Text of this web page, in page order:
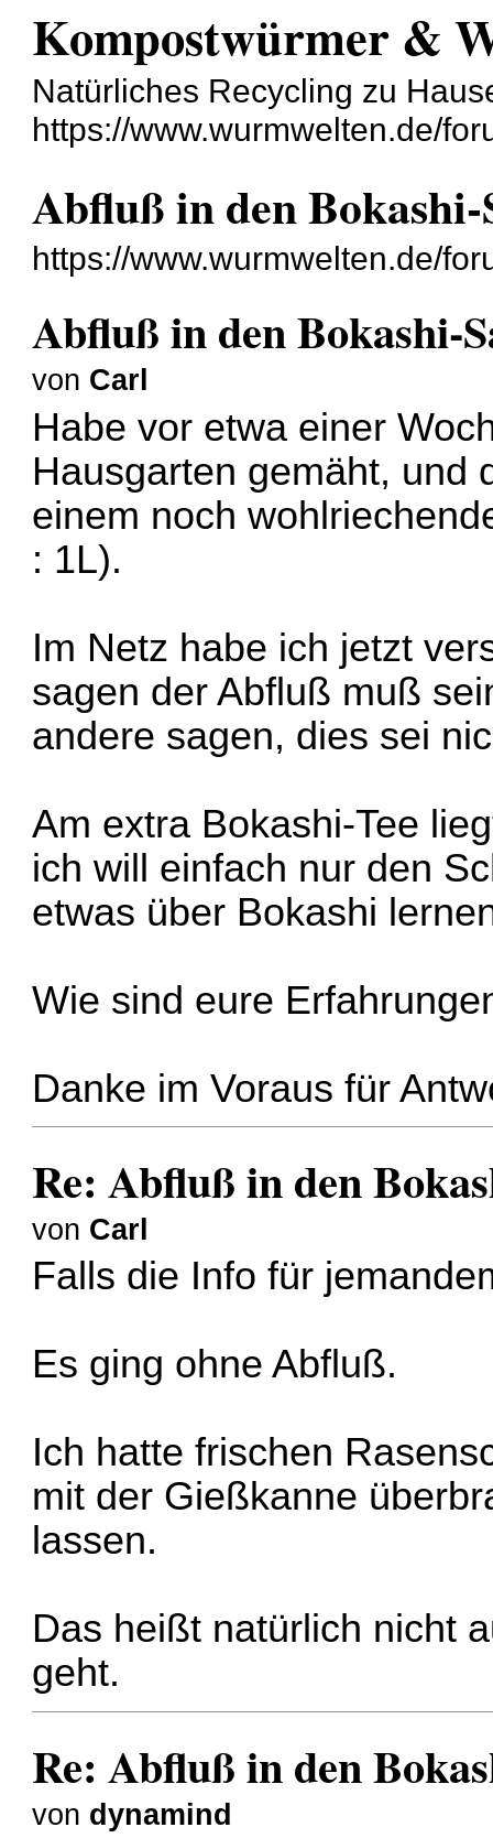
Kompostwürmer &
Natürliches Recycling zu
https://www.wurmwelten.de/
Abfluß in den Bokashi-
https://www.wurmwelten.de/
Abfluß in den Bokashi-
von Carl
Habe vor etwa einer
Hausgarten gemäht, und
einem noch
: 1L).
Im Netz habe ich jetzt
sagen der Abfluß muß
andere sagen, dies sei
Am extra Bokashi-Tee
ich will einfach nur den
etwas über Bokashi
Wie sind eure
Danke im Voraus für
Re: Abfluß in den
von Carl
Falls die Info für
Es ging ohne Abfluß.
Ich hatte frischen
mit der Gießkanne
lassen.
Das heißt natürlich nicht
geht.
Re: Abfluß in den
von dynamind